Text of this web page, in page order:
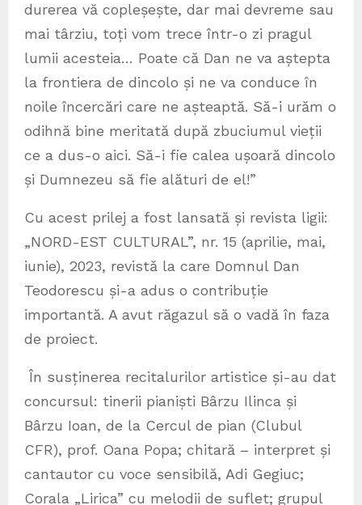
durerea vă copleșește, dar mai devreme sau
mai târziu, toți vom trece într-o zi pragul
lumii acesteia… Poate că Dan ne va aștepta
la frontiera de dincolo și ne va conduce în
noile încercări care ne așteaptă. Să-i urăm o
odihnă bine meritată după zbuciumul vieții
ce a dus-o aici. Să-i fie calea ușoară dincolo
și Dumnezeu să fie alături de el!”
Cu acest prilej a fost lansată și revista ligii:
„NORD-EST CULTURAL”, nr. 15 (aprilie, mai,
iunie), 2023, revistă la care Domnul Dan
Teodorescu și-a adus o contribuție
importantă. A avut răgazul să o vadă în faza
de proiect.
În susținerea recitalurilor artistice și-au dat
concursul: tinerii pianiști Bârzu Ilinca și
Bârzu Ioan, de la Cercul de pian (Clubul
CFR), prof. Oana Popa; chitară – interpret și
cantautor cu voce sensibilă, Adi Gegiuc;
Corala „Lirica” cu melodii de suflet; grupul